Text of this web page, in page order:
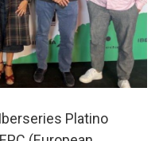
Platino